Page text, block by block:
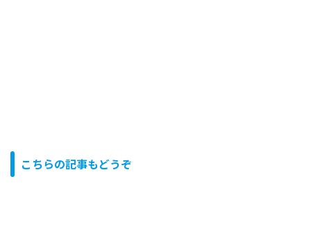
こちらの記事もどうぞ